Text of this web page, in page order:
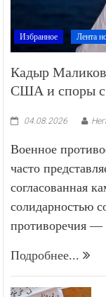
Избранное Лента
Кадыр
США и споры с
04.08.2026
Военное
часто
согласованная
солидарностью
противоречия —
Подробнее...